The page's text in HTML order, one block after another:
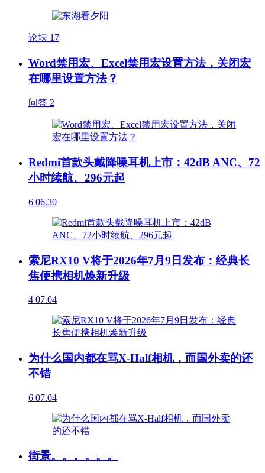
论坛 17
Word禁用宏、Excel禁用宏设置方法，关闭宏
在哪里设置方法？
问答 2
Redmi首款头戴降噪耳机上市：42dB ANC、72
小时续航、296元起
6 06.30
索尼RX10 V将于2026年7月9日发布：经典长
焦便携相机焕新升级
4 07.04
为什么国内都在骂X-Half相机，而国外卖的还
不错
6 07.04
街景。。。。。。